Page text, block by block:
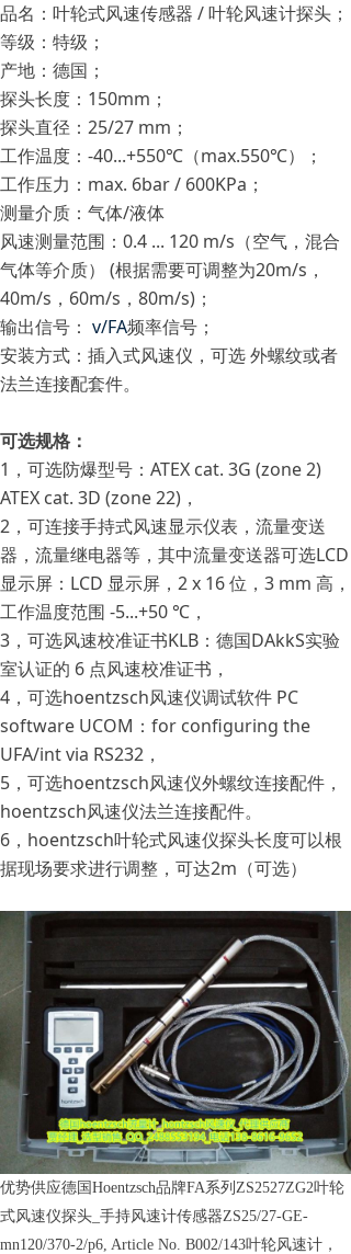
品名：叶轮式风速传感器 / 叶轮风速计探头；
等级：特级；
产地：德国；
探头长度：150mm；
探头直径：25/27 mm；
工作温度：-40...+550℃（max.550℃）；
工作压力：max. 6bar / 600KPa；
测量介质：气体/液体
风速测量范围：0.4 ... 120 m/s（空气，混合
气体等介质） (根据需要可调整为20m/s，
40m/s，60m/s，80m/s)；
输出信号： v/FA频率信号；
安装方式：插入式风速仪，可选 外螺纹或者
法兰连接配套件。
可选规格：
1，可选防爆型号：ATEX cat. 3G (zone 2)
ATEX cat. 3D (zone 22)，
2，可连接手持式风速显示仪表，流量变送
器，流量继电器等，其中流量变送器可选LCD
显示屏：LCD 显示屏，2 x 16 位，3 mm 高，
工作温度范围 -5...+50 ℃，
3，可选风速校准证书KLB：德国DAkkS实验
室认证的 6 点风速校准证书，
4，可选hoentzsch风速仪调试软件 PC
software UCOM：for configuring the
UFA/int via RS232，
5，可选hoentzsch风速仪外螺纹连接配件，
hoentzsch风速仪法兰连接配件。
6，hoentzsch叶轮式风速仪探头长度可以根
据现场要求进行调整，可达2m（可选）
优势供应德国Hoentzsch品牌FA系列ZS2527ZG2叶轮
式风速仪探头_手持风速计传感器ZS25/27-GE-
mn120/370-2/p6, Article No. B002/143叶轮风速计，